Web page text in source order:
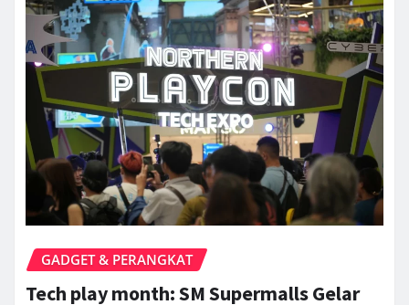
GADGET & PERANGKAT
Tech play month: SM Supermalls Gelar